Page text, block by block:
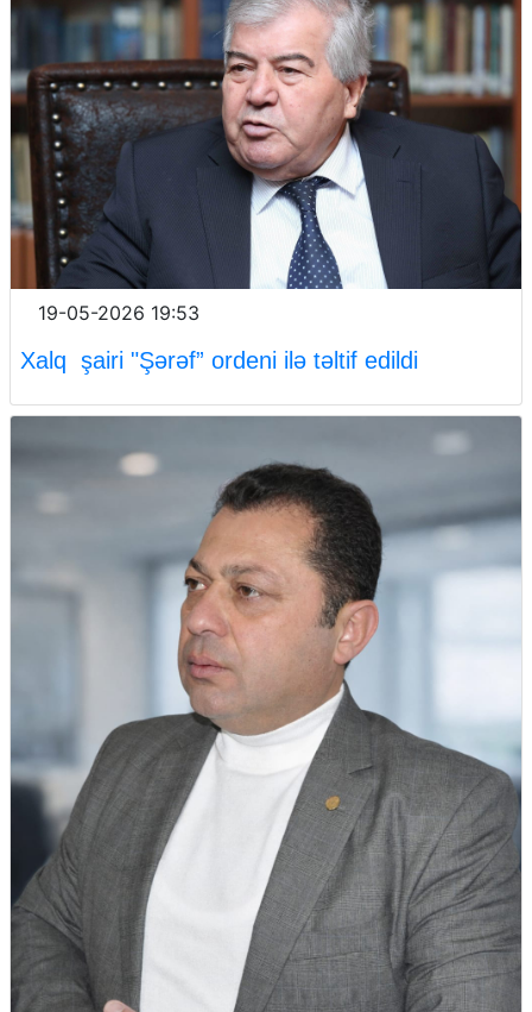
19-05-2026 19:53
Xalq şairi "Şərəf” ordeni ilə təltif edildi